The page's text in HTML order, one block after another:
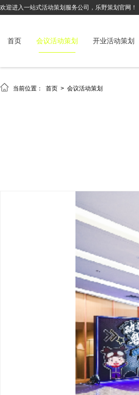
欢迎进入一站式活动策划服务公司，乐野策划官网！
首页 会议活动策划 开业活动策划
 当前位置： 首页 > 会议活动策划